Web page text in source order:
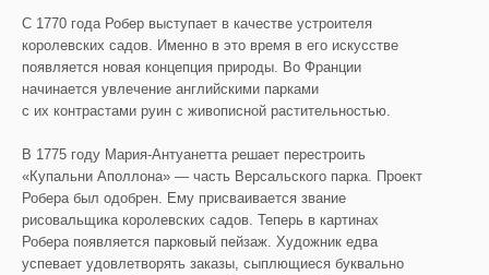
С 1770 года Робер выступает в качестве устроителя
королевских садов. Именно в это время в его искусстве
появляется новая концепция природы. Во Франции
начинается увлечение английскими парками
с их контрастами руин с живописной растительностью.
В 1775 году Мария-Антуанетта решает перестроить
«Купальни Аполлона» — часть Версальского парка. Проект
Робера был одобрен. Ему присваивается звание
рисовальщика королевских садов. Теперь в картинах
Робера появляется парковый пейзаж. Художник едва
успевает удовлетворять заказы, сыплющиеся буквально